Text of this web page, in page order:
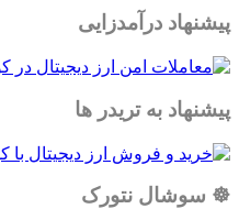
پیشنهاد درآمدزایی
پیشنهاد به تریدر ها
☸️ سوشال نتورک